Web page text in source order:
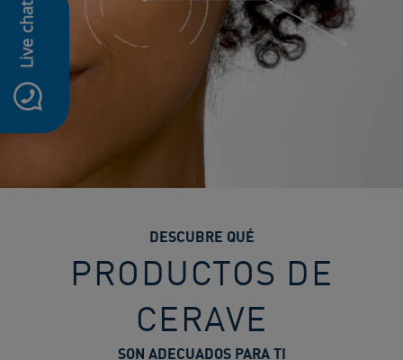
Live chat
icon-whatsapp
DESCUBRE QUÉ
PRODUCTOS DE
CERAVE
SON ADECUADOS PARA TI